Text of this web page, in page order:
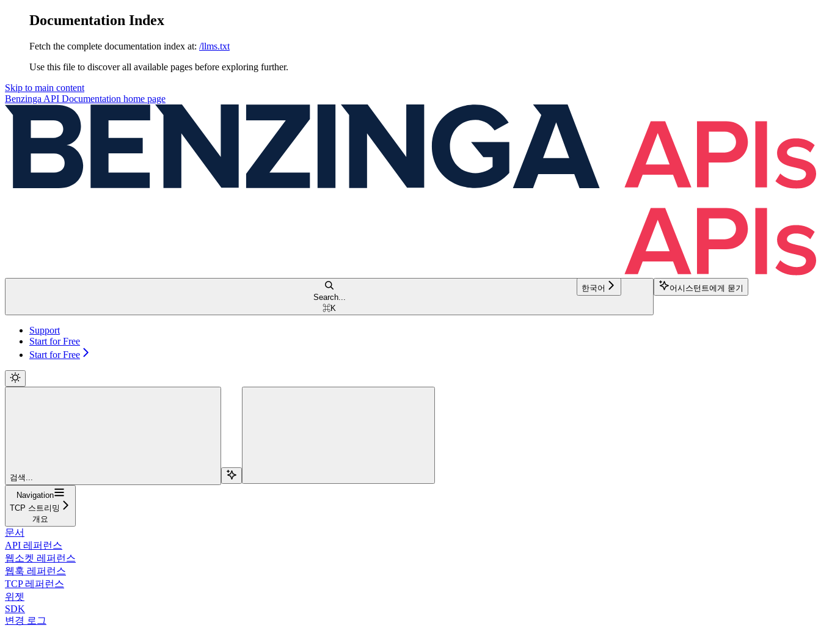
Documentation Index
Fetch the complete documentation index at: /llms.txt
Use this file to discover all available pages before exploring further.
Skip to main content
Benzinga API Documentation home page
한국어
Search...
⌘K
어시스턴트에게 묻기
Support
Start for Free
Start for Free
검색...
Navigation
TCP 스트리밍
개요
문서
API 레퍼런스
웹소켓 레퍼런스
웹훅 레퍼런스
TCP 레퍼런스
위젯
SDK
변경 로그